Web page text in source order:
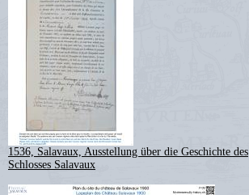
1536, Salavaux, Ausstellung über die Geschichte des
Schlosses Salavaux